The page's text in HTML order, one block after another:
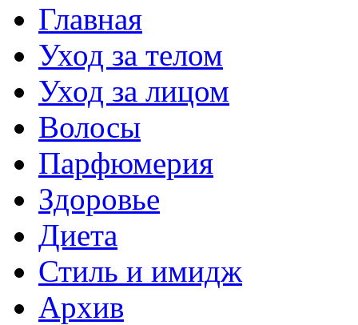
Главная
Уход за телом
Уход за лицом
Волосы
Парфюмерия
Здоровье
Диета
Стиль и имидж
Архив